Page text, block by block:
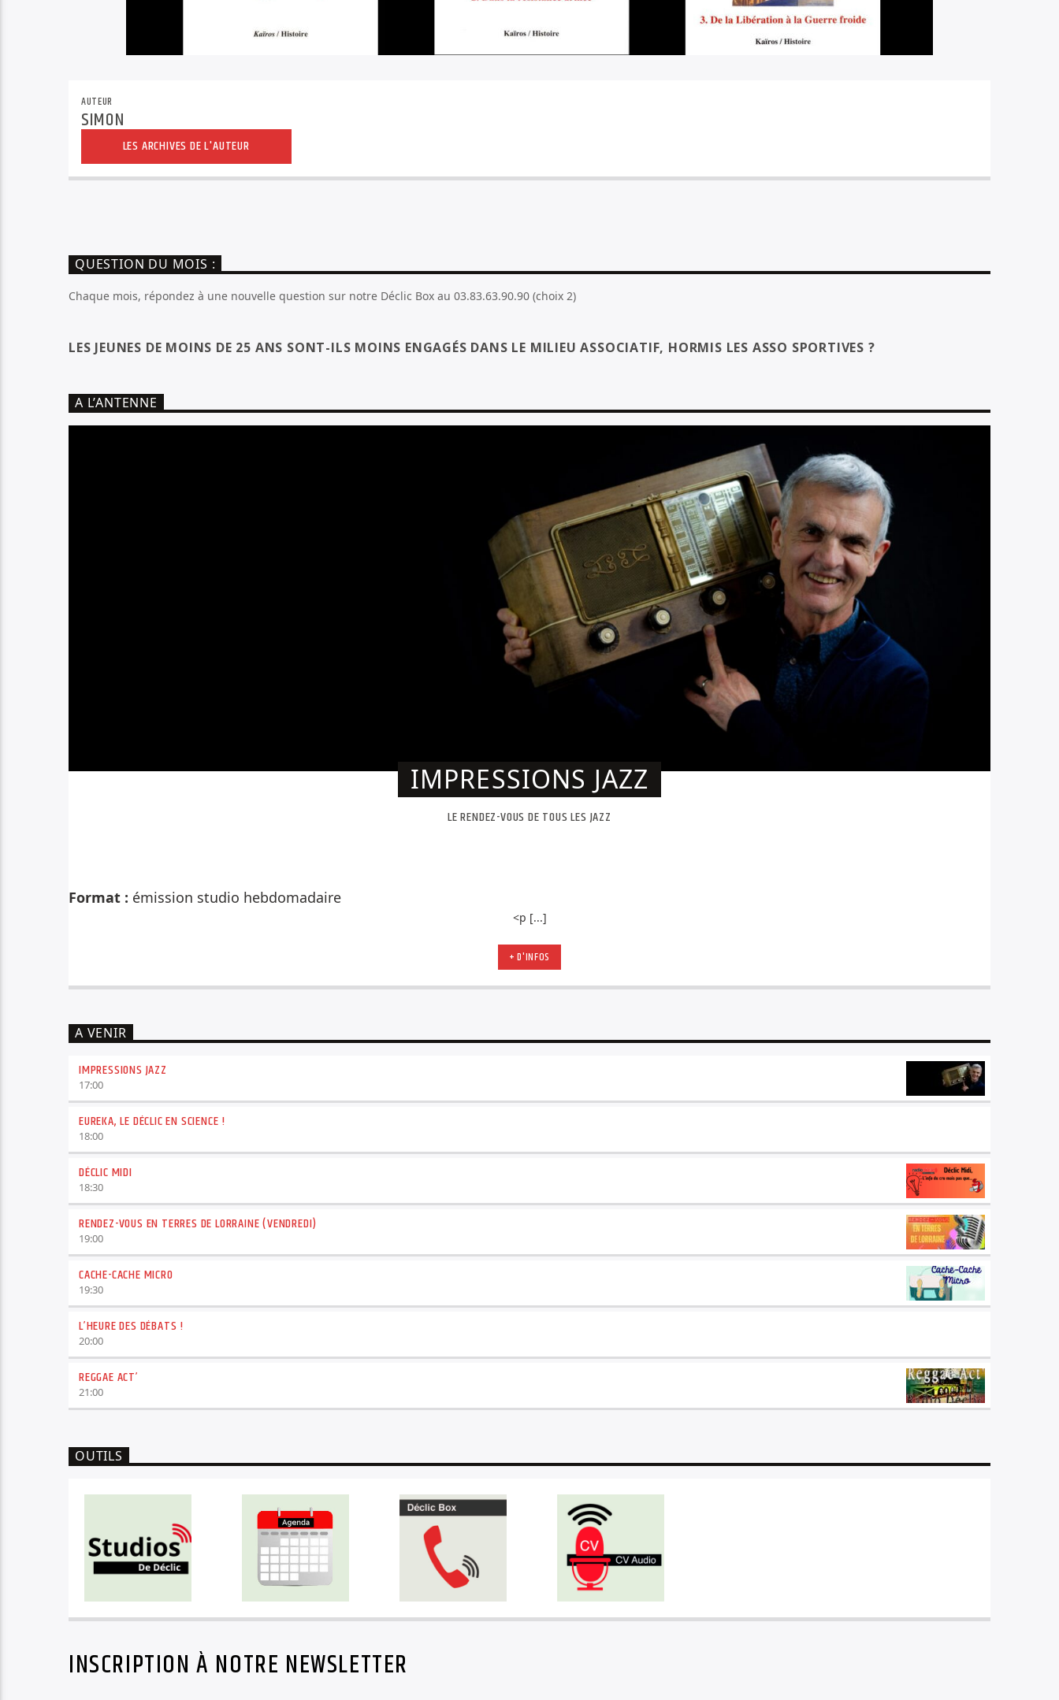
AUTEUR
SIMON
LES ARCHIVES DE L'AUTEUR
QUESTION DU MOIS :
Chaque mois, répondez à une nouvelle question sur notre Déclic Box au 03.83.63.90.90 (choix 2)
LES JEUNES DE MOINS DE 25 ANS SONT-ILS MOINS ENGAGÉS DANS LE MILIEU ASSOCIATIF, HORMIS LES ASSO SPORTIVES ?
A L’ANTENNE
IMPRESSIONS JAZZ
LE RENDEZ-VOUS DE TOUS LES JAZZ
Format : émission studio hebdomadaire
<p [...]
+ D'INFOS
A VENIR
IMPRESSIONS JAZZ
17:00
EUREKA, LE DÉCLIC EN SCIENCE !
18:00
DÉCLIC MIDI
18:30
RENDEZ-VOUS EN TERRES DE LORRAINE (VENDREDI)
19:00
CACHE-CACHE MICRO
19:30
L’HEURE DES DÉBATS !
20:00
REGGAE ACT’
21:00
OUTILS
INSCRIPTION À NOTRE NEWSLETTER